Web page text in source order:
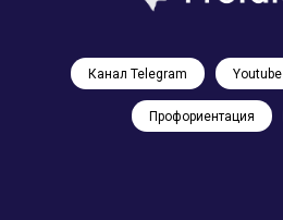
Канал Telegram Youtube
Профориентация